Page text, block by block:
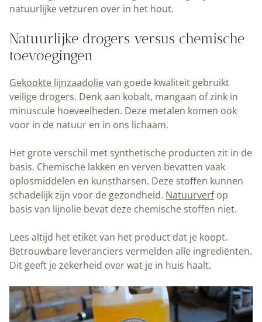
natuurlijke vetzuren over in het hout.
Natuurlijke drogers versus chemische
toevoegingen
Gekookte lijnzaadolievan goede kwaliteit gebruikt
veilige drogers. Denk aan kobalt, mangaan of zink in
minuscule hoeveelheden. Deze metalen komen ook
voor in de natuur en in ons lichaam.
Het grote verschil met synthetische producten zit in de
basis. Chemische lakken en verven bevatten vaak
oplosmiddelen en kunstharsen. Deze stoffen kunnen
schadelijk zijn voor de gezondheid. Natuurverfop
basis van lijnolie bevat deze chemische stoffen niet.
Lees altijd het etiket van het product dat je koopt.
Betrouwbare leveranciers vermelden alle ingrediënten.
Dit geeft je zekerheid over wat je in huis haalt.